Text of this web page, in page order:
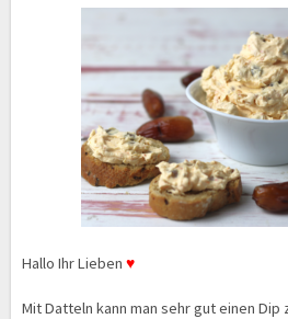
Hallo Ihr Lieben ♥
Mit Datteln kann man sehr gut einen Dip